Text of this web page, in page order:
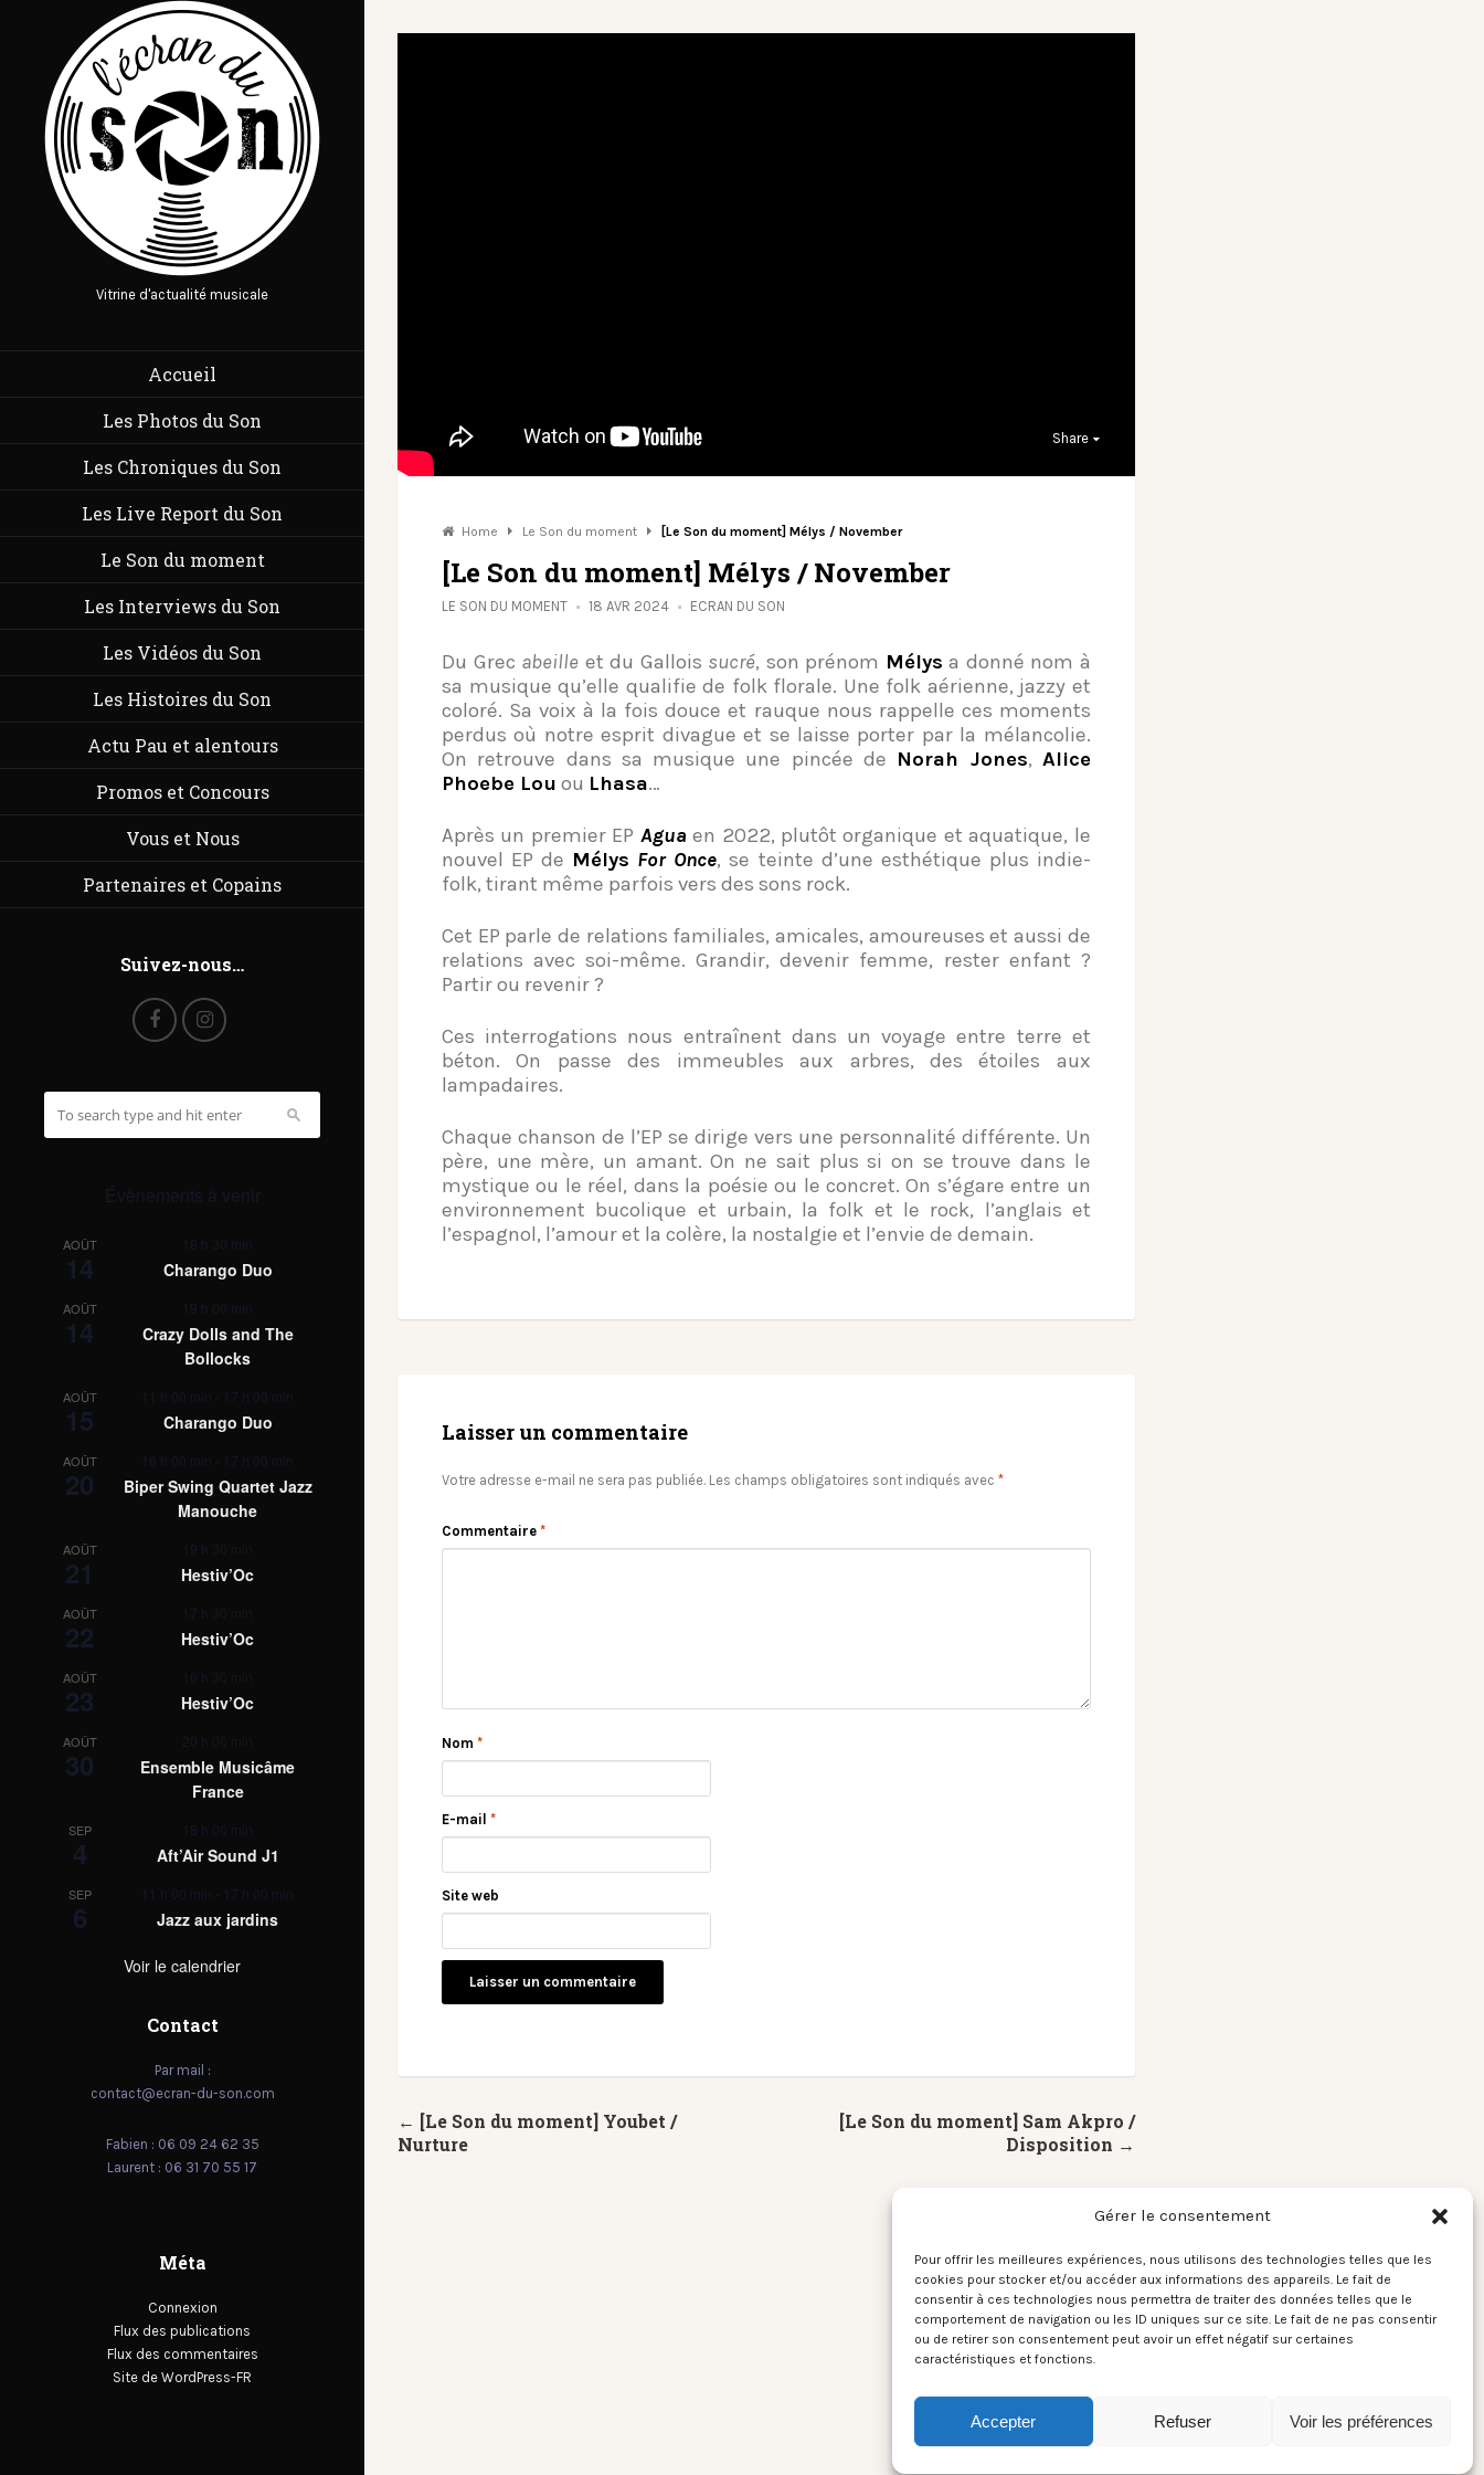
Gérer le consentement
Pour offrir les meilleures expériences, nous utilisons des technologies telles que les
cookies pour stocker et/ou accéder aux informations des appareils. Le fait de
consentir à ces technologies nous permettra de traiter des données telles que le
comportement de navigation ou les ID uniques sur ce site. Le fait de ne pas consentir
ou de retirer son consentement peut avoir un effet négatif sur certaines
caractéristiques et fonctions.
Accepter Refuser Voir les préférences
Vitrine d'actualité musicale
Accueil
Les Photos du Son
Les Chroniques du Son
Les Live Report du Son
Le Son du moment
Les Interviews du Son
Les Vidéos du Son
Les Histoires du Son
Actu Pau et alentours
Promos et Concours
Vous et Nous
Partenaires et Copains
Suivez-nous…
Évènements à venir
AOÛT
14
18 h 30 min
Charango Duo
AOÛT
14
19 h 00 min
Crazy Dolls and The
Bollocks
AOÛT
15
11 h 00 min - 17 h 00 min
Charango Duo
AOÛT
20
16 h 00 min - 17 h 00 min
Biper Swing Quartet Jazz
Manouche
AOÛT
21
19 h 30 min
Hestiv’Oc
AOÛT
22
17 h 30 min
Hestiv’Oc
AOÛT
23
16 h 30 min
Hestiv’Oc
AOÛT
30
20 h 00 min
Ensemble Musicâme
France
SEP
4
18 h 00 min
Aft’Air Sound J1
SEP
6
11 h 00 min - 17 h 00 min
Jazz aux jardins
Voir le calendrier
Contact
Par mail :
contact@ecran-du-son.com
Fabien : 06 09 24 62 35
Laurent : 06 31 70 55 17
Méta
Connexion
Flux des publications
Flux des commentaires
Site de WordPress-FR
Share
Home Le Son du moment [Le Son du moment] Mélys / November
[Le Son du moment] Mélys / November
LE SON DU MOMENT 18 AVR 2024 ECRAN DU SON
Du Grec abeille et du Gallois sucré, son prénom Mélys a donné nom à
sa musique qu’elle qualifie de folk florale. Une folk aérienne, jazzy et
coloré. Sa voix à la fois douce et rauque nous rappelle ces moments
perdus où notre esprit divague et se laisse porter par la mélancolie.
On retrouve dans sa musique une pincée de Norah Jones, Alice
Phoebe Lou ou Lhasa…
Après un premier EP Agua en 2022, plutôt organique et aquatique, le
nouvel EP de Mélys For Once, se teinte d’une esthétique plus indie-
folk, tirant même parfois vers des sons rock.
Cet EP parle de relations familiales, amicales, amoureuses et aussi de
relations avec soi-même. Grandir, devenir femme, rester enfant ?
Partir ou revenir ?
Ces interrogations nous entraînent dans un voyage entre terre et
béton. On passe des immeubles aux arbres, des étoiles aux
lampadaires.
Chaque chanson de l’EP se dirige vers une personnalité différente. Un
père, une mère, un amant. On ne sait plus si on se trouve dans le
mystique ou le réel, dans la poésie ou le concret. On s’égare entre un
environnement bucolique et urbain, la folk et le rock, l’anglais et
l’espagnol, l’amour et la colère, la nostalgie et l’envie de demain.
Laisser un commentaire
Votre adresse e-mail ne sera pas publiée. Les champs obligatoires sont indiqués avec *
Commentaire *
Nom *
E-mail *
Site web
[Le Son du moment] Sam Akpro /
Disposition →
← [Le Son du moment] Youbet /
Nurture